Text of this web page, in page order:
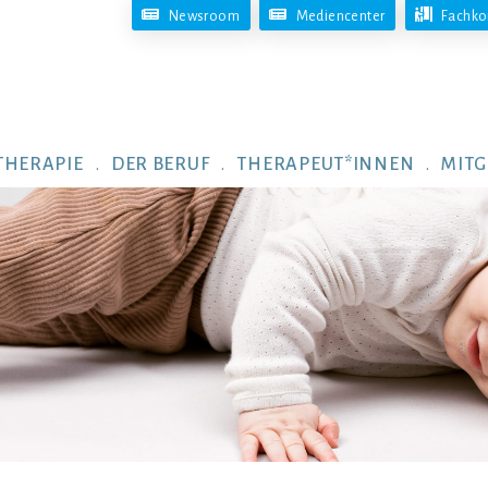
Newsroom Mediencenter
DER BERUF THERAPEUT*INNEN